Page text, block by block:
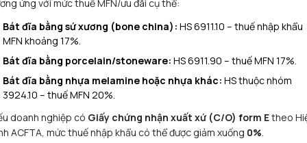
ứng với mức thuế MFN/ưu đãi cụ thể:
Bát đĩa bằng sứ xương (bone china): HS 6911.10 – thuế nhập khẩu
MFN khoảng 17%.
Bát đĩa bằng porcelain/stoneware: HS 6911.90 – thuế MFN 17%.
Bát đĩa bằng nhựa melamine hoặc nhựa khác: HS thuộc nhóm
3924.10 – thuế MFN 20%.
doanh nghiệp có Giấy chứng nhận xuất xứ (C/O) form Etheo
ACFTA, mức thuế nhập khẩu có thể được giảm xuống 0%.